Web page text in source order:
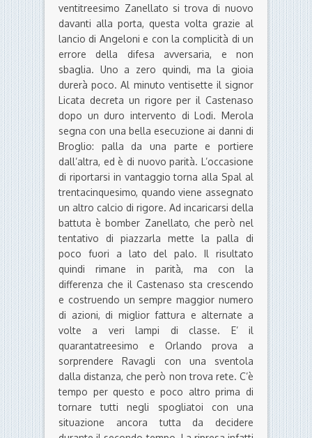
ventitreesimo Zanellato si trova di nuovo
davanti alla porta, questa volta grazie al
lancio di Angeloni e con la complicità di un
errore della difesa avversaria, e non
sbaglia. Uno a zero quindi, ma la gioia
durerà poco. Al minuto ventisette il signor
Licata decreta un rigore per il Castenaso
dopo un duro intervento di Lodi. Merola
segna con una bella esecuzione ai danni di
Broglio: palla da una parte e portiere
dall’altra, ed è di nuovo parità. L’occasione
di riportarsi in vantaggio torna alla Spal al
trentacinquesimo, quando viene assegnato
un altro calcio di rigore. Ad incaricarsi della
battuta è bomber Zanellato, che però nel
tentativo di piazzarla mette la palla di
poco fuori a lato del palo. Il risultato
quindi rimane in parità, ma con la
differenza che il Castenaso sta crescendo
e costruendo un sempre maggior numero
di azioni, di miglior fattura e alternate a
volte a veri lampi di classe. E’ il
quarantatreesimo e Orlando prova a
sorprendere Ravagli con una sventola
dalla distanza, che però non trova rete. C’è
tempo per questo e poco altro prima di
tornare tutti negli spogliatoi con una
situazione ancora tutta da decidere